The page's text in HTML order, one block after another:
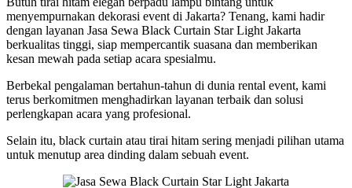
menyempurnakan dekorasi event di Jakarta? Tenang, kami hadir
dengan layanan Jasa Sewa Black Curtain Star Light Jakarta
berkualitas tinggi, siap mempercantik suasana dan memberikan
kesan mewah pada setiap acara spesialmu.
Berbekal pengalaman bertahun-tahun di dunia rental event, kami
terus berkomitmen menghadirkan layanan terbaik dan solusi
perlengkapan acara yang profesional.
Selain itu, black curtain atau tirai hitam sering menjadi pilihan utama
untuk menutup area dinding dalam sebuah event.